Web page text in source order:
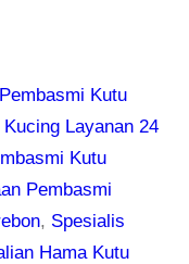
Kutu
Layanan 24
Kutu
Pembasmi
, Spesialis
Hama Kutu